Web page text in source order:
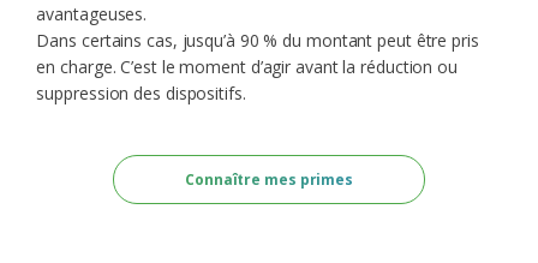
avantageuses.
Dans certains cas, jusqu’à 90 % du montant peut être pris
en charge. C’est le moment d’agir avant la réduction ou
suppression des dispositifs.
Connaître mes primes